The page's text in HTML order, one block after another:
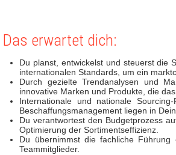
Das erwartet dich:
Du planst, entwickelst und steuerst die
internationalen Standards, um ein
Durch gezielte Trendanalysen und
innovative Marken und Produkte, die
Internationale und nationale
Beschaffungsmanagement liegen in
Du verantwortest den Budgetprozess
Optimierung der Sortimentseffizienz.
Du übernimmst die fachliche
Teammitglieder.